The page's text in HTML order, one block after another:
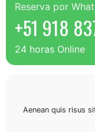
Reserva por
+51 918
24 horas Online
Aenean quis risus